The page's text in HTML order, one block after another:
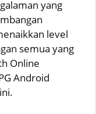
yang
level
semua yang
Online
Android